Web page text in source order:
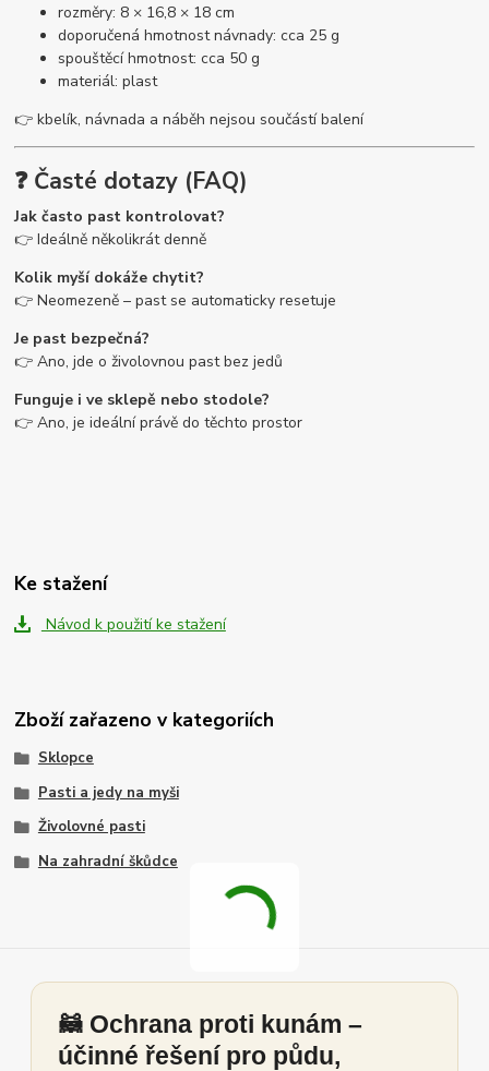
rozměry: 8 × 16,8 × 18 cm
doporučená hmotnost návnady: cca 25 g
spouštěcí hmotnost: cca 50 g
materiál: plast
👉 kbelík, návnada a náběh nejsou součástí balení
❓ Časté dotazy (FAQ)
Jak často past kontrolovat?
👉 Ideálně několikrát denně
Kolik myší dokáže chytit?
👉 Neomezeně – past se automaticky resetuje
Je past bezpečná?
👉 Ano, jde o živolovnou past bez jedů
Funguje i ve sklepě nebo stodole?
👉 Ano, je ideální právě do těchto prostor
Ke stažení
Návod k použití ke stažení
Zboží zařazeno v kategoriích
Sklopce
Pasti a jedy na myši
Živolovné pasti
Na zahradní škůdce
🦝 Ochrana proti kunám –
účinné řešení pro půdu,